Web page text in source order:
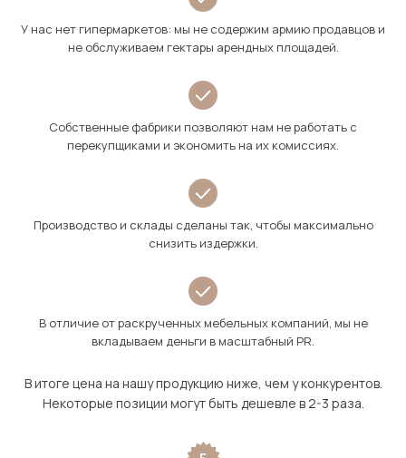
У нас нет гипермаркетов: мы не содержим армию продавцов и
не обслуживаем гектары арендных площадей.
Собственные фабрики позволяют нам не работать с
перекупщиками и экономить на их комиссиях.
Производство и склады сделаны так, чтобы максимально
снизить издержки.
В отличие от раскрученных мебельных компаний, мы не
вкладываем деньги в масштабный PR.
В итоге цена на нашу продукцию ниже, чем у конкурентов.
Некоторые позиции могут быть дешевле в 2-3 раза.